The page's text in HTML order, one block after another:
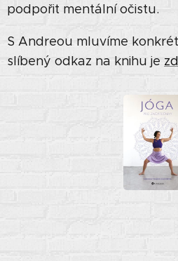
podpořit mentální očistu.
S Andreou mluvíme
slíbený odkaz na knihu je